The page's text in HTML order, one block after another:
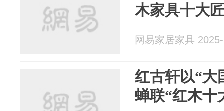
木家具十大
网易家居家具
红古轩以“大
蝉联“红木十